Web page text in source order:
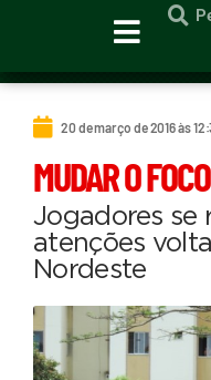
20 de março de 2016 às
MUDAR O FOCO
Jogadores se
atenções
Nordeste